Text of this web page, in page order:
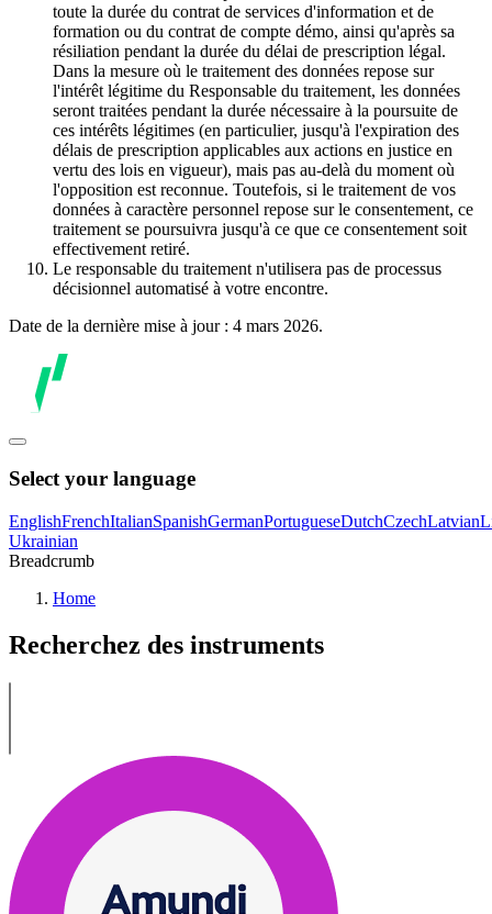
toute la durée du contrat de services d'information et de
formation ou du contrat de compte démo, ainsi qu'après sa
résiliation pendant la durée du délai de prescription légal.
Dans la mesure où le traitement des données repose sur
l'intérêt légitime du Responsable du traitement, les données
seront traitées pendant la durée nécessaire à la poursuite de
ces intérêts légitimes (en particulier, jusqu'à l'expiration des
délais de prescription applicables aux actions en justice en
vertu des lois en vigueur), mais pas au-delà du moment où
l'opposition est reconnue. Toutefois, si le traitement de vos
données à caractère personnel repose sur le consentement, ce
traitement se poursuivra jusqu'à ce que ce consentement soit
effectivement retiré.
Le responsable du traitement n'utilisera pas de processus
décisionnel automatisé à votre encontre.
Date de la dernière mise à jour : 4 mars 2026.
Select your language
EnglishFrenchItalianSpanishGermanPortugueseDutchCzechLatvian
Ukrainian
Breadcrumb
Home
Recherchez des instruments